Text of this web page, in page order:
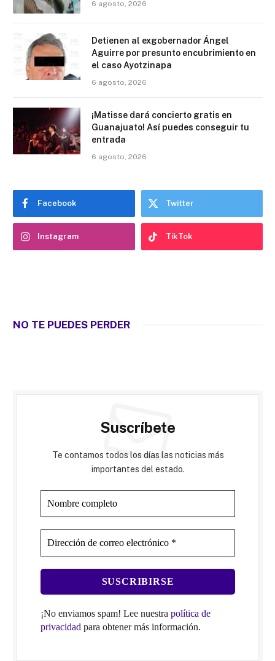
6 agosto, 2026
Detienen al exgobernador Ángel
Aguirre por presunto encubrimiento en
el caso Ayotzinapa
6 agosto, 2026
¡Matisse dará concierto gratis en
Guanajuato! Así puedes conseguir tu
entrada
6 agosto, 2026
Facebook Twitter
Instagram TikTok
NO TE PUEDES PERDER
Suscríbete
Te contamos todos los días las noticias más
importantes del estado.
¡No enviamos spam! Lee nuestra política de
privacidadpara obtener más información.